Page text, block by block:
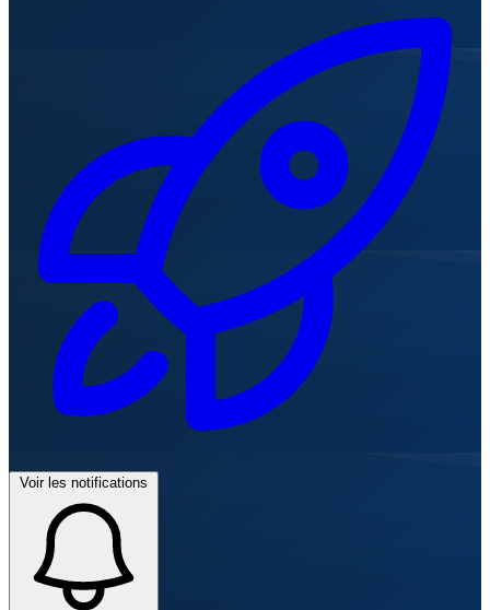
Voir les notifications